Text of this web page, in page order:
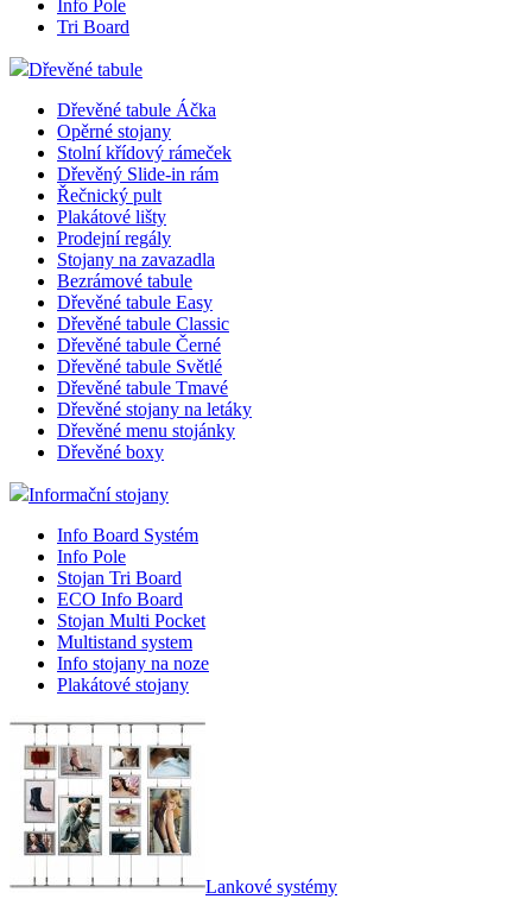
Info Pole
Tri Board
Dřevěné tabule
Dřevěné tabule Áčka
Opěrné stojany
Stolní křídový rámeček
Dřevěný Slide-in rám
Řečnický pult
Plakátové lišty
Prodejní regály
Stojany na zavazadla
Bezrámové tabule
Dřevěné tabule Easy
Dřevěné tabule Classic
Dřevěné tabule Černé
Dřevěné tabule Světlé
Dřevěné tabule Tmavé
Dřevěné stojany na letáky
Dřevěné menu stojánky
Dřevěné boxy
Informační stojany
Info Board Systém
Info Pole
Stojan Tri Board
ECO Info Board
Stojan Multi Pocket
Multistand system
Info stojany na noze
Plakátové stojany
Lankové systémy